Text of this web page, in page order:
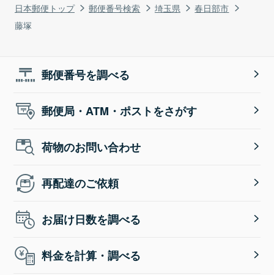
日本郵便トップ 郵便番号検索 埼玉県
春日部市
藤塚
郵便番号を調べる
郵便局・ATM・ポストをさがす
荷物のお問い合わせ
再配達のご依頼
お届け日数を調べる
料金を計算・調べる